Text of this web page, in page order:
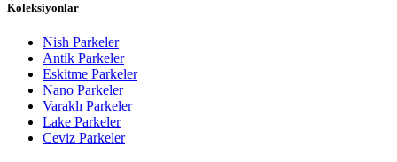
Koleksiyonlar
Nish Parkeler
Antik Parkeler
Eskitme Parkeler
Nano Parkeler
Varaklı Parkeler
Lake Parkeler
Ceviz Parkeler